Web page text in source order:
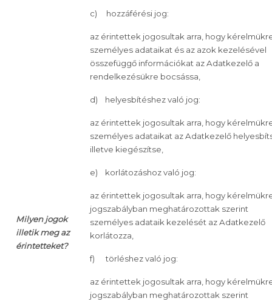
Milyen jogok
illetik meg az
érintetteket?
c) hozzáférési jog:
az érintettek jogosultak arra, hogy
személyes adataikat és az azok kezelésével
összefüggő információkat az Adatkezelő a
rendelkezésükre bocsássa,
d) helyesbítéshez való jog:
az érintettek jogosultak arra, hogy
személyes adataikat az Adatkezelő
illetve kiegészítse,
e) korlátozáshoz való jog:
az érintettek jogosultak arra, hogy
jogszabályban meghatározottak szerint
személyes adataik kezelését az Adatkezelő
korlátozza,
f) törléshez való jog:
az érintettek jogosultak arra, hogy
jogszabályban meghatározottak szerint